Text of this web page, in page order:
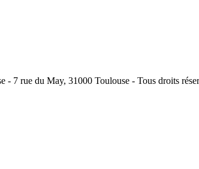
7 rue du May, 31000 Toulouse - Tous droits